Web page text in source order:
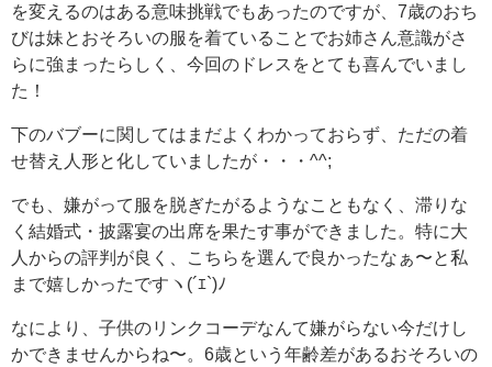
を変えるのはある意味挑戦でもあったのですが、7歳のおち
びは妹とおそろいの服を着ていることでお姉さん意識がさ
らに強まったらしく、今回のドレスをとても喜んでいまし
た！
下のバブーに関してはまだよくわかっておらず、ただの着
せ替え人形と化していましたが・・・^^;
でも、嫌がって服を脱ぎたがるようなこともなく、滞りな
く結婚式・披露宴の出席を果たす事ができました。特に大
人からの評判が良く、こちらを選んで良かったなぁ〜と私
まで嬉しかったですヽ(´ｴ`)ﾉ
なにより、子供のリンクコーデなんて嫌がらない今だけし
かできませんからね〜。6歳という年齢差があるおそろいの